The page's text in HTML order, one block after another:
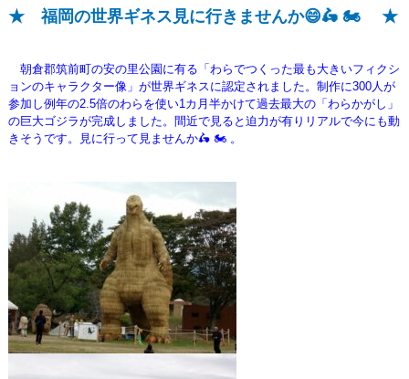
★ 福岡の世界ギネス見に行きませんか😄🛵 🏍️ ★
朝倉郡筑前町の安の里公園に有る「わらでつくった最も大きいフィクシ
ョンのキャラクター像」が世界ギネスに認定されました。制作に300人が
参加し例年の2.5倍のわらを使い1カ月半かけて過去最大の「わらかがし」
の巨大ゴジラが完成しました。 間近で見ると迫力が有りリアルで今にも動
きそうです。見に行って見ませんか🛵 🏍️ 。